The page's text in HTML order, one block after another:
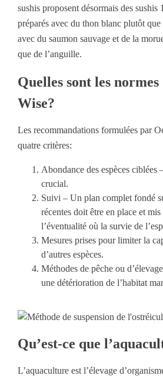
sushis proposent désormais des sushis
préparés avec du thon blanc plutôt
avec du saumon sauvage et de la
que de l’anguille.
Quelles sont les normes
Wise?
Les recommandations formulées par
quatre critères:
Abondance des espèces ciblées
crucial.
Suivi – Un plan complet fondé
récentes doit être en place et
l’éventualité où la survie de
Mesures prises pour limiter la
d’autres espèces.
Méthodes de pêche ou
une détérioration de l’habitat
Qu’est-ce que
L’aquaculture est l’élevage